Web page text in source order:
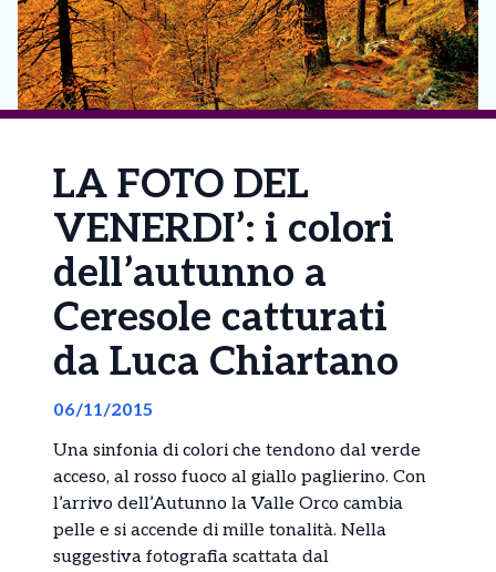
LA FOTO DEL
VENERDI’: i colori
dell’autunno a
Ceresole catturati
da Luca Chiartano
06/11/2015
Una sinfonia di colori che tendono dal verde
acceso, al rosso fuoco al giallo paglierino. Con
l’arrivo dell’Autunno la Valle Orco cambia
pelle e si accende di mille tonalità. Nella
suggestiva fotografia scattata dal